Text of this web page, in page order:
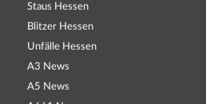
Staus Hessen
Blitzer Hessen
Unfälle Hessen
A3 News
A5 News